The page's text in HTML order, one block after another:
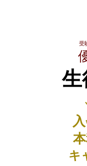
受
生
キ